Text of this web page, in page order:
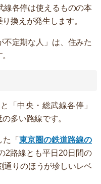
線各停は使えるものの本
換えが発生します。
不定期な人」は、住みた
「中央・総武線各停」
多い路線です。
た「東京圏の鉄道路線の
2路線とも平日20日間の
通りのほうが珍しいレベ